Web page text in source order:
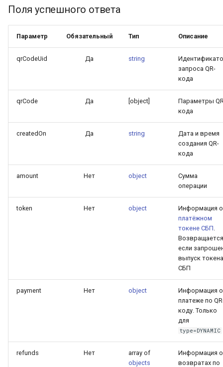
Поля успешного ответа
Параметр Обязательный Тип Описание
qrCodeUid Да string
запроса QR-
кода
qrCode Да [object]
Параметры
кода
createdOn Да string
Дата и время
создания QR-
кода
amount Нет object
Сумма
операции
token Нет object
Информация о
платёжном
токене СБП
если
выпуск токена
СБП
payment Нет object
Информация о
платеже по
коду. Только
для
type=DYNAMIC
refunds Нет
array of
objects
Информация о
возвратах по